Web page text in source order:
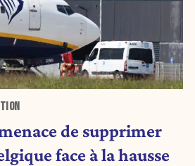
de supprimer
face à la hausse